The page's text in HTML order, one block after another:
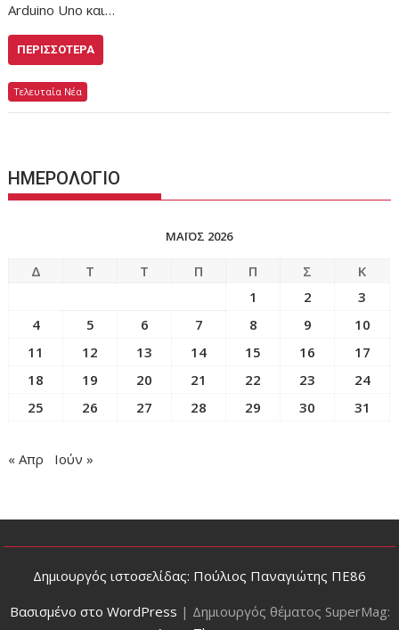
Arduino Uno και…
ΠΕΡΙΣΣΌΤΕΡΑ
Τελευταία Νέα
ΗΜΕΡΟΛΟΓΙΟ
ΜΆΙΟΣ 2026
Δ Τ Τ Π Π Σ
Κ
1
2
3
4
5 6 7 8 9
10
11
12 13 14 15 16
17
18
19 20 21 22 23
24
25
26 27 28 29 30 31
« Απρ Ιούν »
Δημιουργός ιστοσελίδας: Πούλιος Παναγιώτης ΠΕ86
Βασισμένο στο WordPress | Δημιουργός θέματος SuperMag: